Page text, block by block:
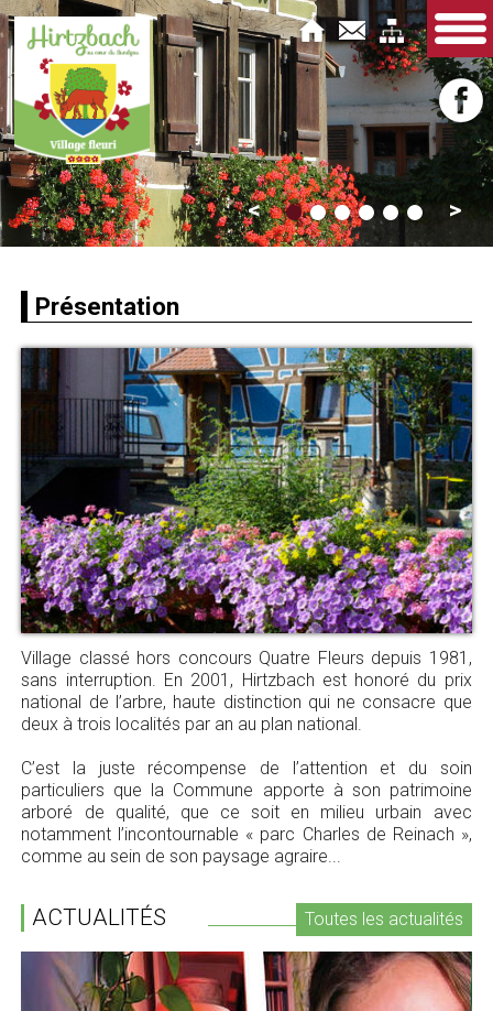
Présentation
Village classé hors concours Quatre Fleurs depuis 1981,
sans interruption. En 2001, Hirtzbach est honoré du prix
national de l’arbre, haute distinction qui ne consacre que
deux à trois localités par an au plan national.
C’est la juste récompense de l’attention et du soin
particuliers que la Commune apporte à son patrimoine
arboré de qualité, que ce soit en milieu urbain avec
notamment l’incontournable « parc Charles de Reinach »,
comme au sein de son paysage agraire...
ACTUALITÉS Toutes les actualités